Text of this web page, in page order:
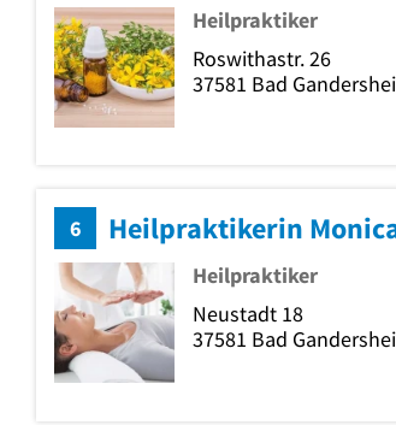
Heilpraktiker
Roswithastr. 26
37581 Bad
6 Heilpraktikerin
Heilpraktiker
Neustadt 18
37581 Bad